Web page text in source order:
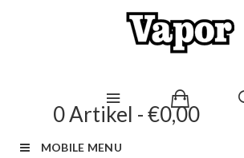
0 Artikel - €0,00
MOBILE MENU